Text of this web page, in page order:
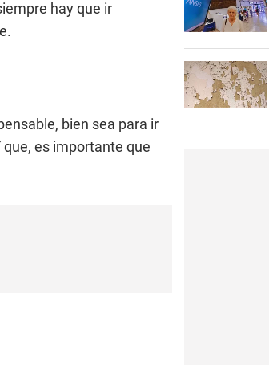
hay que ir
bien sea para ir
es importante que